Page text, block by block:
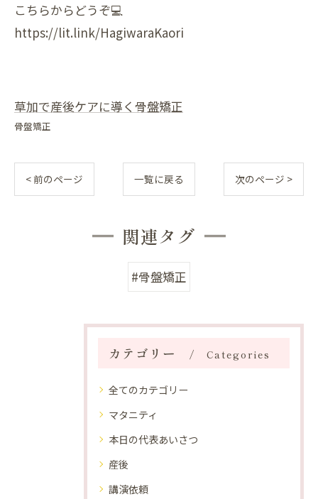
こちらからどうぞ💻
https://lit.link/HagiwaraKaori
草加で産後ケアに導く骨盤矯正
骨盤矯正
< 前のページ 一覧に戻る 次のページ >
関連タグ
#骨盤矯正
カテゴリー Categories
全てのカテゴリー
マタニティ
本日の代表あいさつ
産後
講演依頼